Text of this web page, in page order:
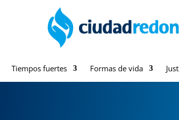
Tiempos fuertes Formas de vida